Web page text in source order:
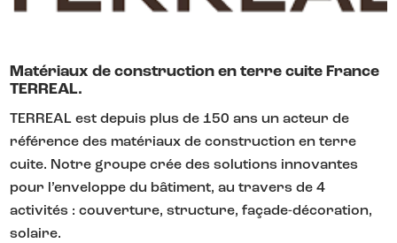
Matériaux de construction en terre cuite France
TERREAL.
TERREAL est depuis plus de 150 ans un acteur de
référence des matériaux de construction en terre
cuite. Notre groupe crée des solutions innovantes
pour l’enveloppe du bâtiment, au travers de 4
activités : couverture, structure, façade-décoration,
solaire.